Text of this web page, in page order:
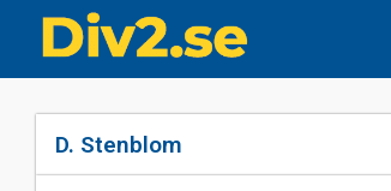
D. Stenblom